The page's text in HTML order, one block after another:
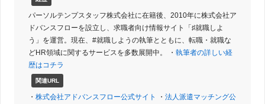
パーソルテンプスタッフ株式会社に在籍後、2010年に株式会社ア
ドバンスフローを設立し、求職者向け情報サイト「♯就職しよ
う」を運営。現在、#就職しようの執筆とともに、転職・就職な
どHR領域に関するサービスを多数展開中。 ・ 執筆者の詳しい経
歴はコチラ
関連URL
・ 株式会社アドバンスフロー公式サイト ・ 法人派遣マッチング公